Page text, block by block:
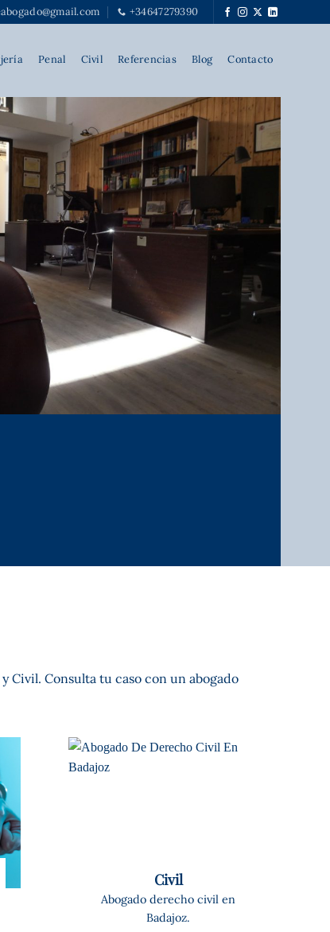
+34647279390
Penal Civil Referencias Blog Contacto
Civil. Consulta tu caso con un abogado
Civil
Abogado derecho civil en
Badajoz.